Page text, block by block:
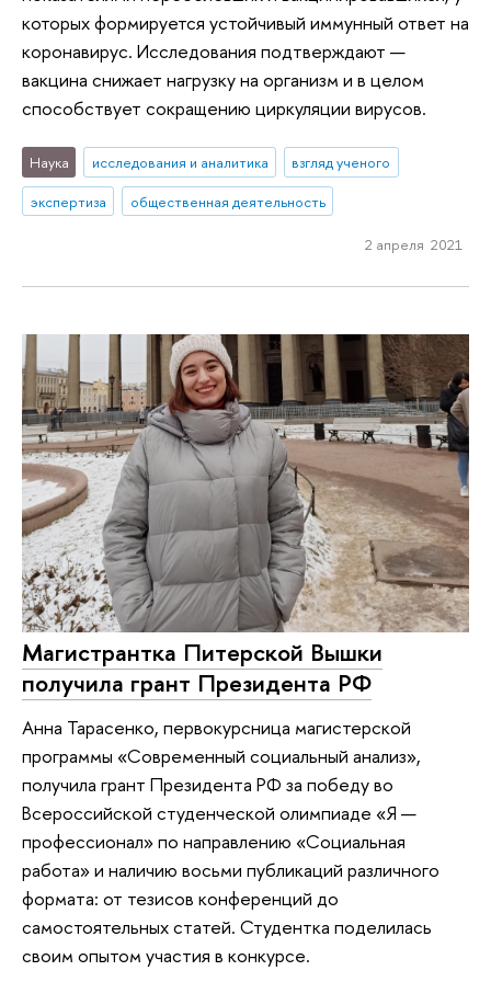
которых формируется устойчивый иммунный ответ на
коронавирус. Исследования подтверждают —
вакцина снижает нагрузку на организм и в целом
способствует сокращению циркуляции вирусов.
Наука исследования и аналитика
взгляд ученого
экспертиза
общественная деятельность
2 апреля 2021
Магистрантка Питерской Вышки
получила грант Президента РФ
Анна Тарасенко, первокурсница магистерской
программы «Современный социальный анализ»,
получила грант Президента РФ за победу во
Всероссийской студенческой олимпиаде «Я —
профессионал» по направлению «Социальная
работа» и наличию восьми публикаций различного
формата: от тезисов конференций до
самостоятельных статей. Студентка поделилась
своим опытом участия в конкурсе.